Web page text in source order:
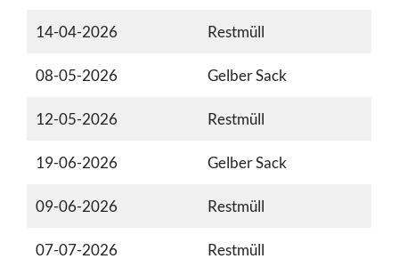
14-04-2026 Restmüll
08-05-2026 Gelber Sack
12-05-2026 Restmüll
19-06-2026 Gelber Sack
09-06-2026 Restmüll
07-07-2026 Restmüll